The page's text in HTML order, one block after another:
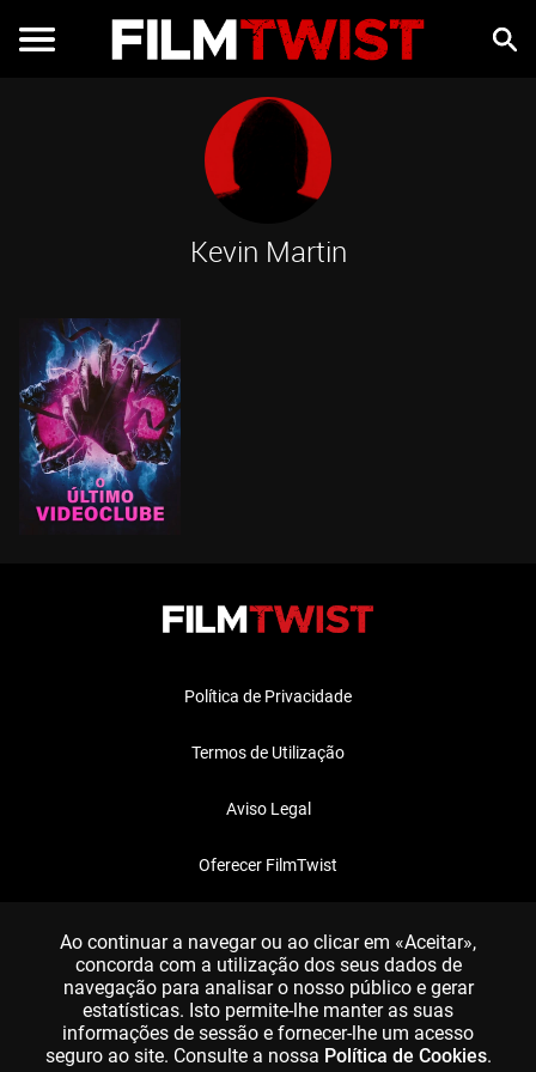
Kevin Martin
Política de Privacidade
Termos de Utilização
Aviso Legal
Oferecer FilmTwist
Ao continuar a navegar ou ao clicar em «Aceitar»,
concorda com a utilização dos seus dados de
navegação para analisar o nosso público e gerar
estatísticas. Isto permite-lhe manter as suas
informações de sessão e fornecer-lhe um acesso
seguro ao site. Consulte a nossa Política de Cookies.